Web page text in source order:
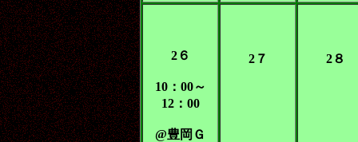
2６
10：00～
12：00
@豊岡Ｇ
2７ 2８